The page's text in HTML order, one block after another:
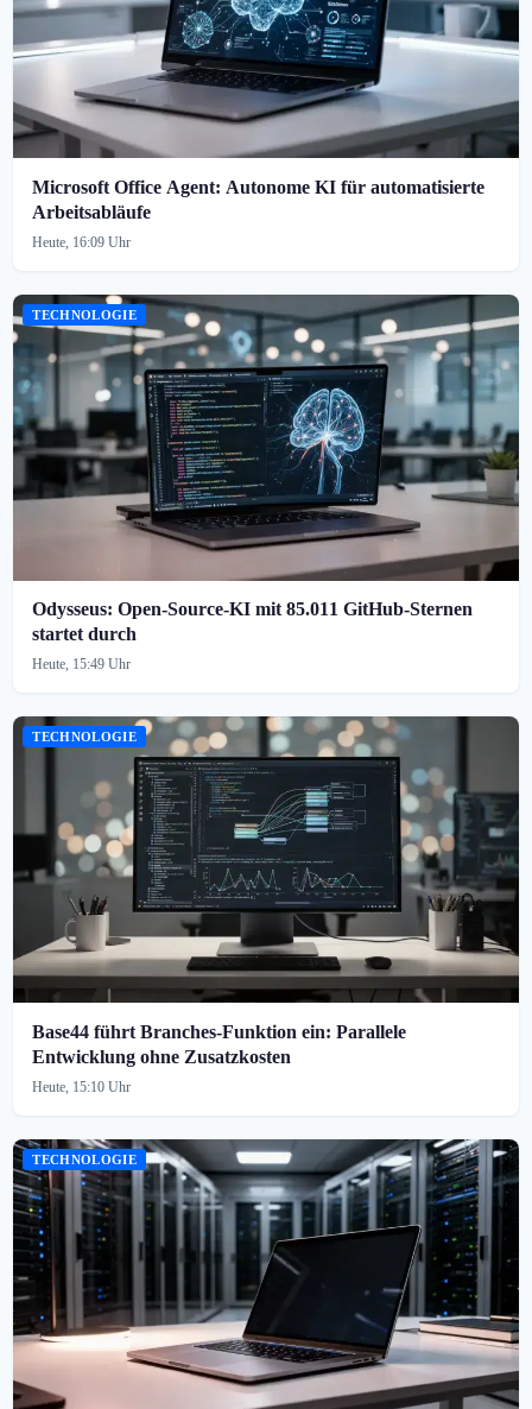
Microsoft Office Agent: Autonome KI für automatisierte
Arbeitsabläufe
Heute, 16:09 Uhr
TECHNOLOGIE
Odysseus: Open-Source-KI mit 85.011 GitHub-Sternen
startet durch
Heute, 15:49 Uhr
TECHNOLOGIE
Base44 führt Branches-Funktion ein: Parallele
Entwicklung ohne Zusatzkosten
Heute, 15:10 Uhr
TECHNOLOGIE